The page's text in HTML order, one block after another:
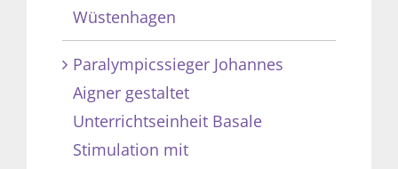
Wüstenhagen
Paralympicssieger Johannes
Aigner gestaltet
Unterrichtseinheit Basale
Stimulation mit